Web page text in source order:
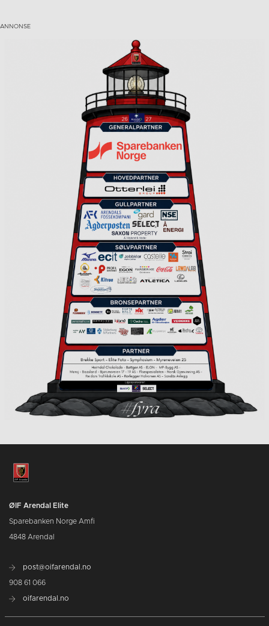
ØIF Arendal Elite
Sparebanken Norge Amfi
4848 Arendal
post@oifarendal.no
908 61 066
oifarendal.no